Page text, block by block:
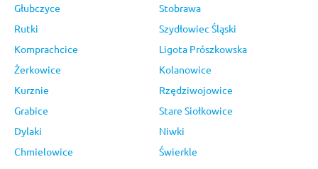
Głubczyce
Stobrawa
Rutki
Szydłowiec Śląski
Komprachcice
Ligota Prószkowska
Żerkowice
Kolanowice
Kurznie
Rzędziwojowice
Grabice
Stare Siołkowice
Dylaki
Niwki
Chmielowice
Świerkle